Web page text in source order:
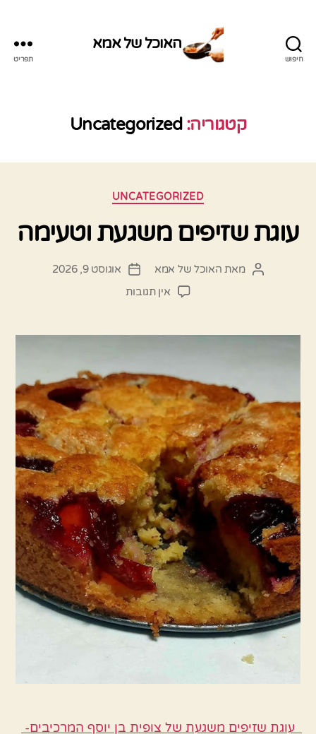
חיפוש
האוכל של אמא
תפריט
קטגוריה: Uncategorized
קטגוריות
UNCATEGORIZED
עוגת שזיפים משגעת וטעימה
המחבר
מאת האוכל של אמא
תאריךאוגוסט 9, 2026
אין תגובותעל
משגעת
עוגת שזיפים משגעת של צופית בן יוסף המרכיבים-